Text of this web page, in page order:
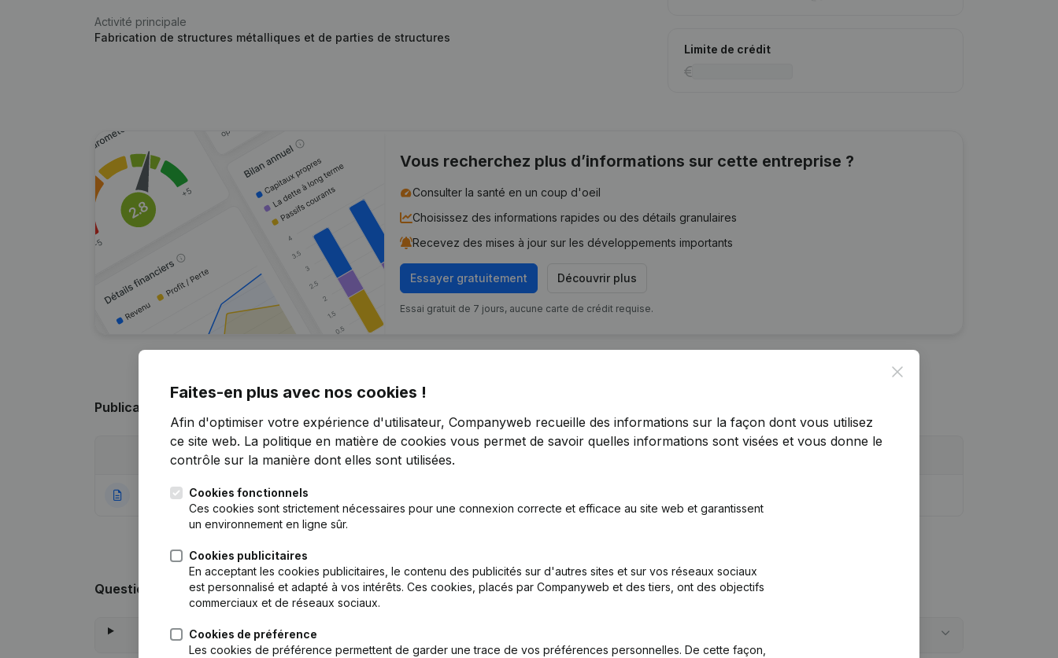
Activité principale
Fabrication de structures métalliques et de parties de structures
Limite de crédit
Vous recherchez plus d’informations sur cette entreprise ?
Consulter la santé en un coup d'oeil
Choisissez des informations rapides ou des détails granulaires
Recevez des mises à jour sur les développements importants
Essayer gratuitement Découvrir plus
Essai gratuit de 7 jours, aucune carte de crédit requise.
Publications
Publication
30-01-2024 Rubrique Constitution (Nouvelle Personne Morale, Ouverture Succursale, etc...)
Questions fréquemment posées
Close
Faites-en plus avec nos cookies !
Afin d'optimiser votre expérience d'utilisateur, Companyweb recueille des informations sur la façon dont vous utilisez
ce site web. La politique en matière de cookies vous permet de savoir quelles informations sont visées et vous donne le
contrôle sur la manière dont elles sont utilisées.
Cookies fonctionnels
Ces cookies sont strictement nécessaires pour une connexion correcte et efficace au site web et garantissent
un environnement en ligne sûr.
Cookies publicitaires
En acceptant les cookies publicitaires, le contenu des publicités sur d'autres sites et sur vos réseaux sociaux
est personnalisé et adapté à vos intérêts. Ces cookies, placés par Companyweb et des tiers, ont des objectifs
commerciaux et de réseaux sociaux.
Cookies de préférence
Les cookies de préférence permettent de garder une trace de vos préférences personnelles. De cette façon,